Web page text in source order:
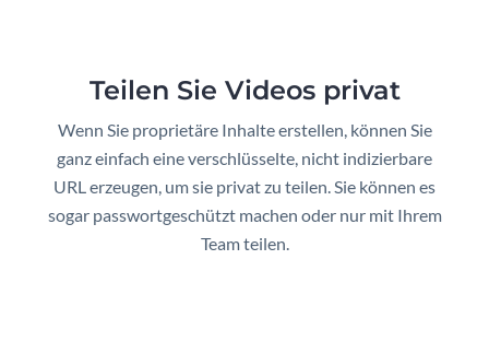
Teilen Sie Videos privat
Wenn Sie proprietäre Inhalte erstellen, können Sie
ganz einfach eine verschlüsselte, nicht indizierbare
URL erzeugen, um sie privat zu teilen. Sie können es
sogar passwortgeschützt machen oder nur mit Ihrem
Team teilen.